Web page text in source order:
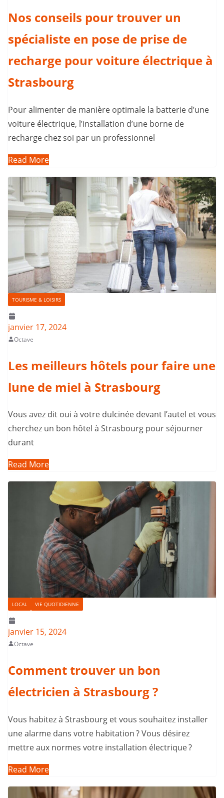
Nos conseils pour trouver un
spécialiste en pose de prise de
recharge pour voiture électrique à
Strasbourg
Pour alimenter de manière optimale la batterie d’une
voiture électrique, l’installation d’une borne de
recharge chez soi par un professionnel
Read More
TOURISME & LOISIRS
janvier 17, 2024
Octave
Les meilleurs hôtels pour faire une
lune de miel à Strasbourg
Vous avez dit oui à votre dulcinée devant l’autel et vous
cherchez un bon hôtel à Strasbourg pour séjourner
durant
Read More
LOCAL VIE QUOTIDIENNE
janvier 15, 2024
Octave
Comment trouver un bon
électricien à Strasbourg ?
Vous habitez à Strasbourg et vous souhaitez installer
une alarme dans votre habitation ? Vous désirez
mettre aux normes votre installation électrique ?
Read More